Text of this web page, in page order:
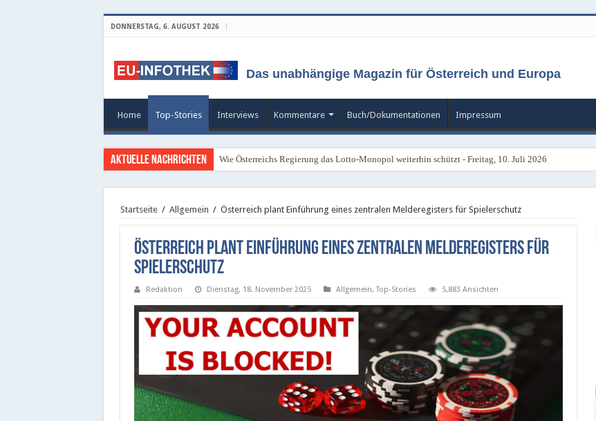
DONNERSTAG, 6. AUGUST 2026
Das unabhängige Magazin für Österreich und Europa
Home Top-Stories Interviews Kommentare Buch/Dokumentationen Impressum
Aktuelle Nachrichten Wie Österreichs Regierung das Lotto-Monopol weiterhin schützt - Freitag, 10. Juli 2026
Startseite / Allgemein / Österreich plant Einführung eines zentralen Melderegisters für Spielerschutz
Österreich plant Einführung eines zentralen Melderegisters für
Spielerschutz
Redaktion Dienstag, 18. November 2025 Allgemein,Top-Stories 5,883 Ansichten